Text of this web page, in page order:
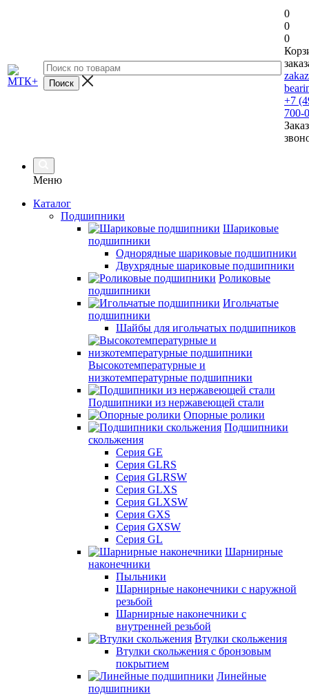
0
0
0
+7
700-
Меню
Каталог
Подшипники
Шариковые
подшипники
Однорядные шариковые подшипники
Двухрядные шариковые подшипники
Роликовые
подшипники
Игольчатые
подшипники
Шайбы для игольчатых подшипников
Высокотемпературные и
низкотемпературные подшипники
Подшипники из нержавеющей стали
Опорные ролики
Подшипники
скольжения
Серия GE
Серия GLRS
Серия GLRSW
Серия GLXS
Серия GLXSW
Серия GXS
Серия GXSW
Серия GL
Шарнирные
наконечники
Пыльники
Шарнирные наконечники с наружной
резьбой
Шарнирные наконечники с
внутренней резьбой
Втулки скольжения
Втулки скольжения с бронзовым
покрытием
Линейные
подшипники